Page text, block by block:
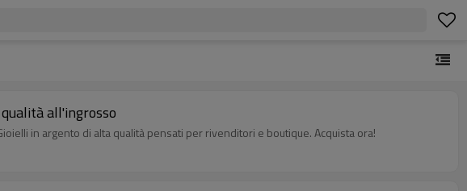
all'ingrosso
in argento di alta qualità pensati per rivenditori e boutique. Acquista ora!